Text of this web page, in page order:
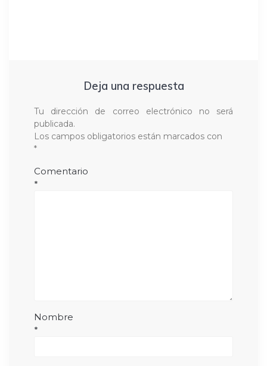
Deja una respuesta
Tu dirección de correo electrónico no será
publicada.
Los campos obligatorios están marcados con
*
Comentario
*
Nombre
*